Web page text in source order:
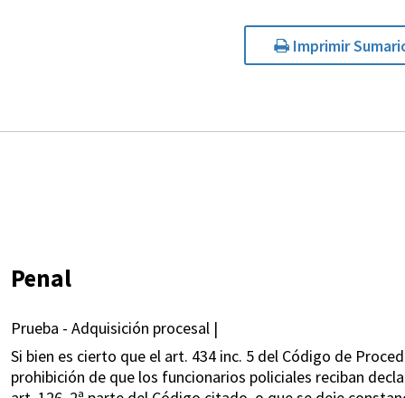
Imprimir
Penal
Prueba - Adquisición procesal |
Si bien es cierto que el art. 434 inc. 5 del Código de
prohibición de que los funcionarios policiales reciban